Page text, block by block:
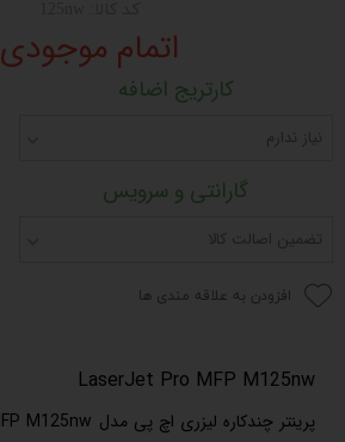
اتمام موجودی
کارتریج اضافه
نیاز ندارم
گارانتی و سرویس
تضمین اصالت کالا
افزودن به علاقه مندی ها
LaserJet Pro MFP M125nw